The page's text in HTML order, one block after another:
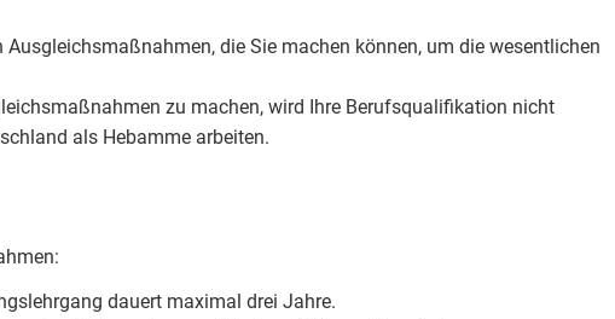
die Sie machen können, um die wesentlichen
zu machen, wird Ihre Berufsqualifikation nicht
als Hebamme arbeiten.
dauert maximal drei Jahre.